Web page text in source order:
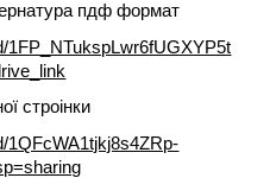
пдф формат
1FP_NTukspLwr6fUGXYP5t
строінки
1QFcWA1tjkj8s4ZRp-